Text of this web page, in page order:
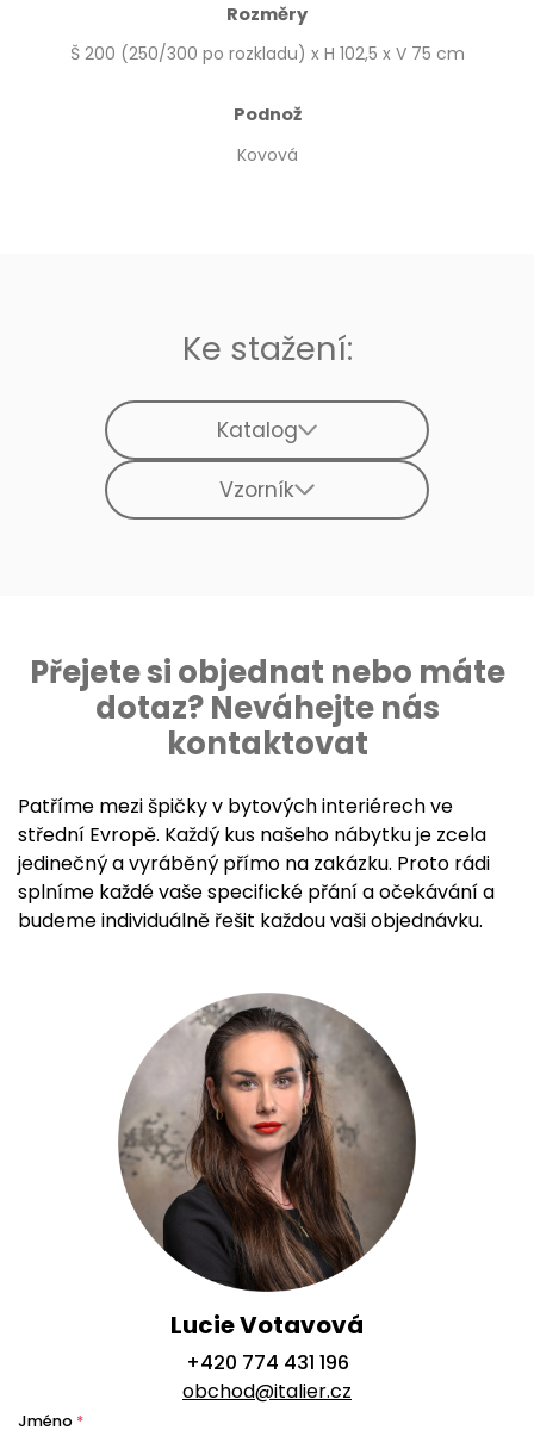
Rozměry
Š 200 (250/300 po rozkladu) x H 102,5 x V 75 cm
Podnož
Kovová
Ke stažení:
Katalog
Vzorník
Přejete si objednat nebo máte
dotaz? Neváhejte nás
kontaktovat
Patříme mezi špičky v bytových interiérech ve
střední Evropě. Každý kus našeho nábytku je zcela
jedinečný a vyráběný přímo na zakázku. Proto rádi
splníme každé vaše specifické přání a očekávání a
budeme individuálně řešit každou vaši objednávku.
Lucie Votavová
+420 774 431 196
obchod@italier.cz
Jméno *